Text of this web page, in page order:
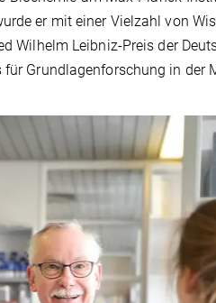
er mit einer Vielzahl von
Wilhelm Leibniz-Preis der
Grundlagenforschung in der